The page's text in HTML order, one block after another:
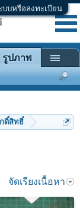
บบหรือลงทะเบียน
ดิ์สิทธิ์
จัดเรียงเนื้อหา
รูปภาพ